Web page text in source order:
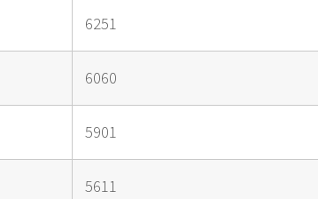
6251
6060
5901
5611